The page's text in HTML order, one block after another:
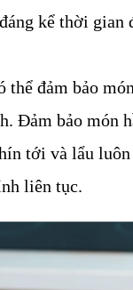
kể thời gian
thể đảm bảo
Đảm bảo món
tới và lẩu
liên tục.